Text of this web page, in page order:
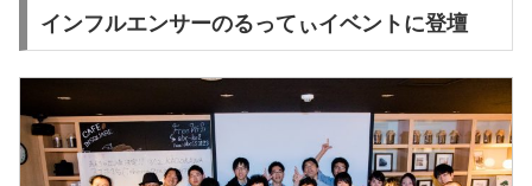
インフルエンサーのるってぃイベントに登壇